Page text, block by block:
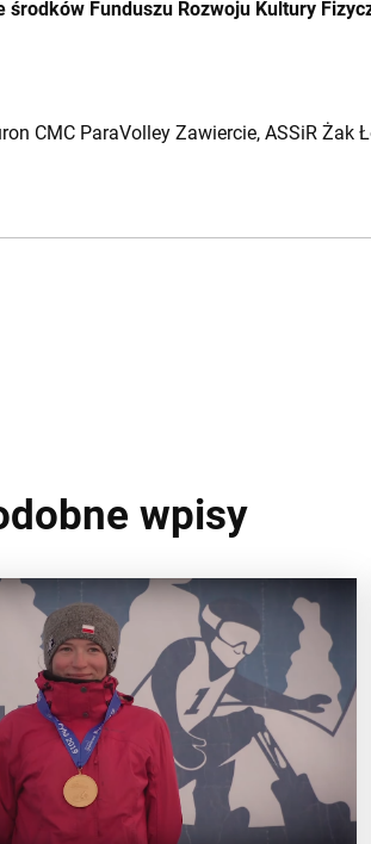
Funduszu Rozwoju Kultury
CMC ParaVolley Zawiercie, ASSiR Żak
wpisy